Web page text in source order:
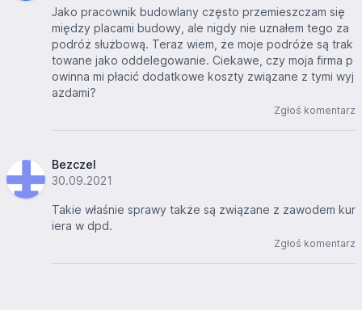
Jako pracownik budowlany często przemieszczam się
między placami budowy, ale nigdy nie uznałem tego za
podróż służbową. Teraz wiem, że moje podróże są trak
towane jako oddelegowanie. Ciekawe, czy moja firma p
owinna mi płacić dodatkowe koszty związane z tymi wyj
azdami?
Zgłoś komentarz
Bezczel
30.09.2021
Takie właśnie sprawy także są związane z zawodem kur
iera w dpd.
Zgłoś komentarz